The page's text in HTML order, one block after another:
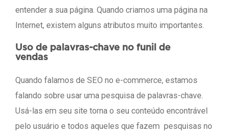
entender a sua página. Quando criamos uma página na
Internet, existem alguns atributos muito importantes.
Uso de palavras-chave no funil de
vendas
Quando falamos de SEO no e-commerce, estamos
falando sobre usar uma pesquisa de palavras-chave.
Usá-las em seu site torna o seu conteúdo encontrável
pelo usuário e todos aqueles que fazem pesquisas no